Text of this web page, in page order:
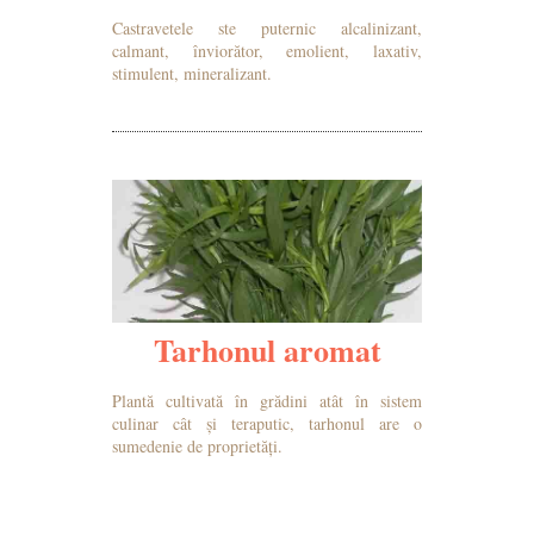
Castravetele ste puternic alcalinizant,
calmant, înviorător, emolient, laxativ,
stimulent, mineralizant.
Tarhonul aromat
Plantă cultivată în grădini atât în sistem
culinar cât și teraputic, tarhonul are o
sumedenie de proprietăți.